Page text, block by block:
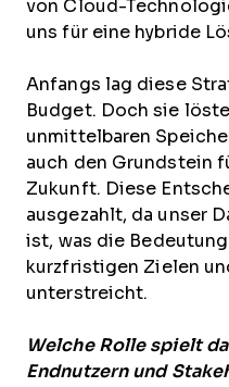
von Cloud-
uns für eine hybride
Anfangs lag diese
Budget. Doch sie
unmittelbaren
auch den Grundstein
Zukunft. Diese
ausgezahlt, da unser
ist, was die
kurzfristigen Zielen
unterstreicht.
Welche Rolle spielt
Endnutzern und